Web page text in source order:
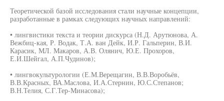
Теоретической базой исследования стали научные концепции,
разработанные в рамках следующих научных направлений:
• лингвистики текста и теории дискурса (Н.Д. Арутюнова, А.
Вежбиц-кая, Р. Водак, Т.А. ван Дейк, И.Р. Гальперин, В.И.
Карасик, МЛ. Макаров, А.В. Олянич, Ю.Е. Прохоров,
Е.И.Шейгал, А.П.Чудинов);
• лингвокультурологии (Е.М.Верещагин, В.В.Воробьёв,
В.В.Красных, ВА.Маслова, И.А.Стернин, Ю.С.Степанов;
В.Н.Телия, С.Г.Тер-Минасова);